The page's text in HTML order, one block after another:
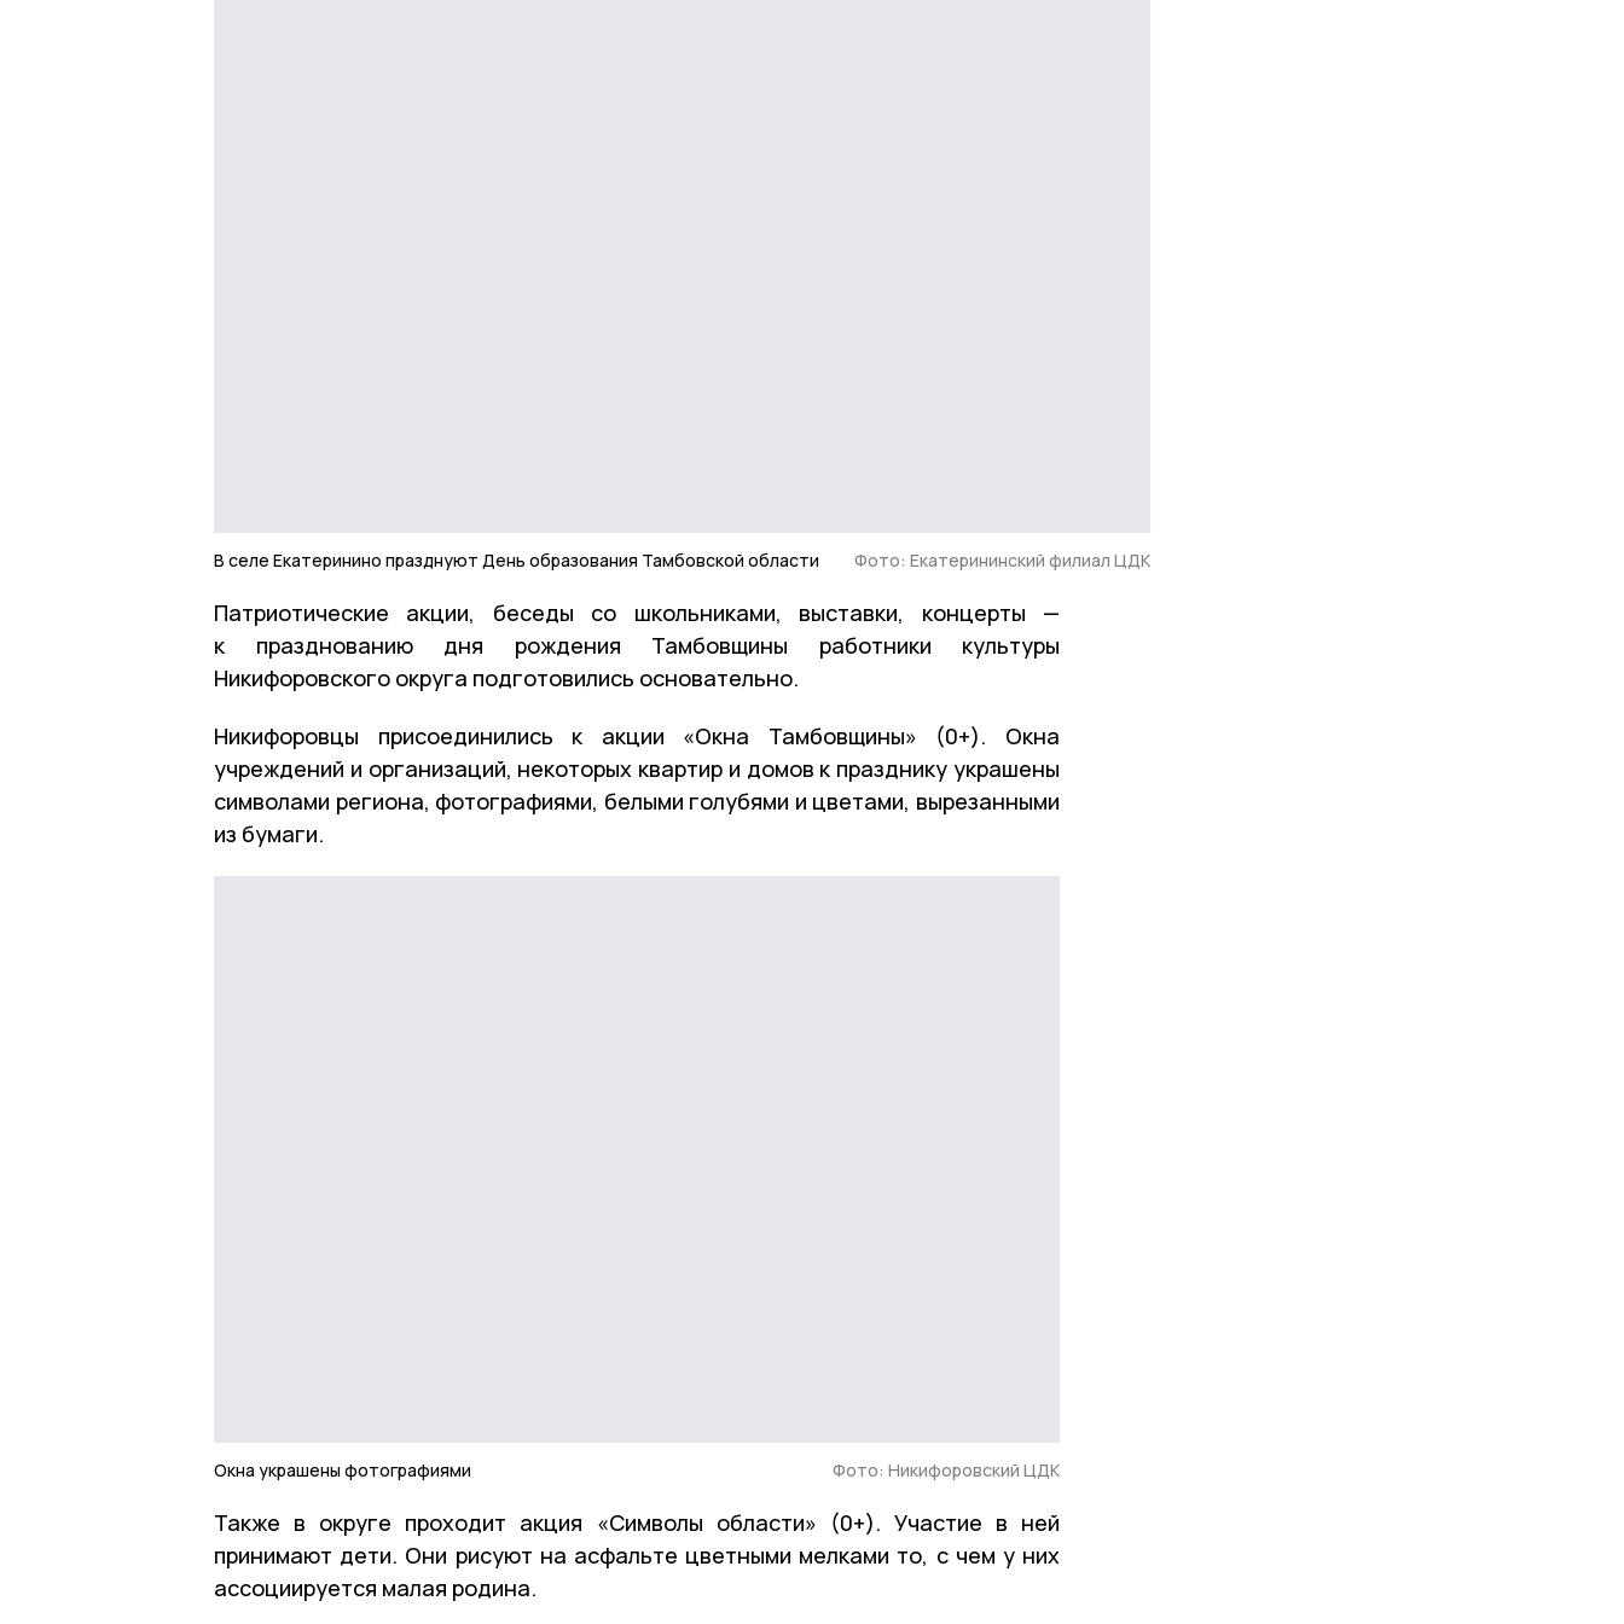
В селе Екатеринино празднуют День образования Тамбовской области Фото: Екатерининский филиал ЦДК
Патриотические акции, беседы со школьниками, выставки, концерты —
к празднованию дня рождения Тамбовщины работники культуры
Никифоровского округа подготовились основательно.
Никифоровцы присоединились к акции «Окна Тамбовщины» (0+). Окна
учреждений и организаций, некоторых квартир и домов к празднику украшены
символами региона, фотографиями, белыми голубями и цветами, вырезанными
из бумаги.
Окна украшены фотографиями Фото: Никифоровский ЦДК
Также в округе проходит акция «Символы области» (0+). Участие в ней
принимают дети. Они рисуют на асфальте цветными мелками то, с чем у них
ассоциируется малая родина.